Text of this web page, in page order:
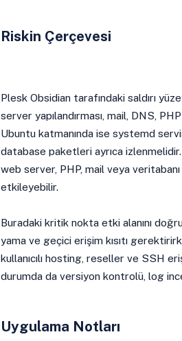
Riskin Çerçevesi
Plesk Obsidian tarafındaki saldırı
server yapılandırması, mail, DNS,
Ubuntu katmanında ise systemd
database paketleri ayrıca
web server, PHP, mail veya
etkileyebilir.
Buradaki kritik nokta etki alanını
yama ve geçici erişim kısıtı
kullanıcılı hosting, reseller ve SSH
durumda da versiyon kontrolü, log
Uygulama Notları